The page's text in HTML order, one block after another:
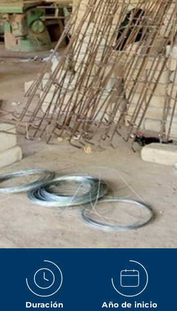
Duración Año de inicio